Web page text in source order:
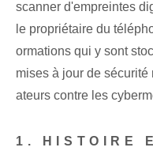
scanner d'empreintes
le propriétaire du
ormations qui y sont
mises à jour de
ateurs contre les
1. HISTOIRE